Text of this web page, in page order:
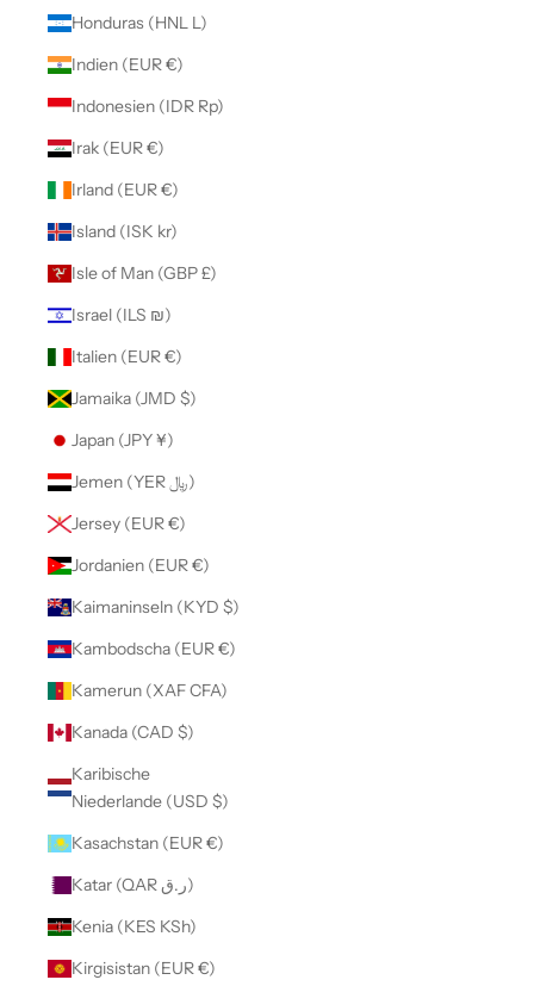
Honduras (HNL L)
Indien (EUR €)
Indonesien (IDR Rp)
Irak (EUR €)
Irland (EUR €)
Island (ISK kr)
Isle of Man (GBP £)
Israel (ILS ₪)
Italien (EUR €)
Jamaika (JMD $)
Japan (JPY ¥)
Jemen (YER ﷼)
Jersey (EUR €)
Jordanien (EUR €)
Kaimaninseln (KYD $)
Kambodscha (EUR €)
Kamerun (XAF CFA)
Kanada (CAD $)
Karibische
Niederlande (USD $)
Kasachstan (EUR €)
Katar (QAR ر.ق)
Kenia (KES KSh)
Kirgisistan (EUR €)